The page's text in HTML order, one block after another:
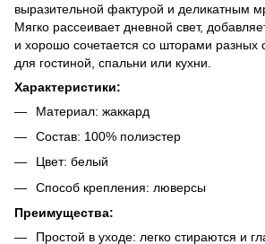
выразительной фактурой и деликатным
Мягко рассеивает дневной свет,
и хорошо сочетается со шторами разных
для гостиной, спальни или кухни.
Характеристики:
Материал: жаккард
Состав: 100% полиэстер
Цвет: белый
Способ крепления: люверсы
Преимущества:
Простой в уходе: легко стираются и